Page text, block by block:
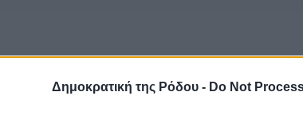
Δημοκρατική της Ρόδου - Do Not